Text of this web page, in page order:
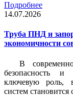
Подробнее
14.07.2026
Труба ПНД и
экономичности
В
безопасность и
ключевую роль,
систем